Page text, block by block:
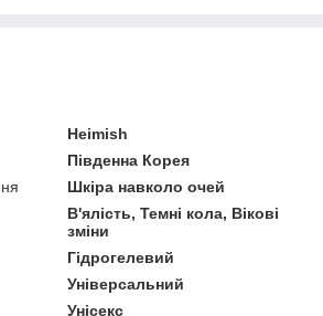
Heimish
Південна Корея
Шкіра навколо очей
В'ялість, Темні кола, Вікові
зміни
Гідрогелевий
Універсальний
Унісекс